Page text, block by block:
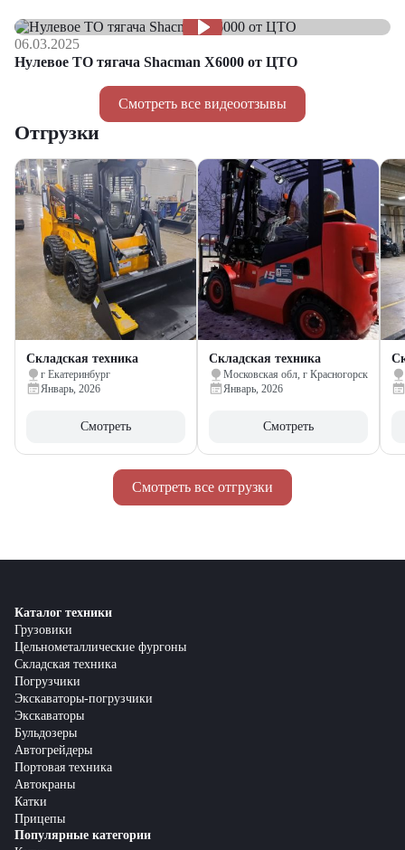
Смотреть все видеоотзывы
06.03.2025
Нулевое ТО тягача Shacman Х6000 от ЦТО
Смотреть все отгрузки
Отгрузки
Складская техника
г Екатеринбург
Январь, 2026
Смотреть
Складская техника
Московская обл, г Красногорск
Январь, 2026
Смотреть
Каталог техники
Грузовики
Цельнометаллические фургоны
Складская техника
Погрузчики
Экскаваторы-погрузчики
Экскаваторы
Бульдозеры
Автогрейдеры
Портовая техника
Автокраны
Катки
Прицепы
Популярные категории